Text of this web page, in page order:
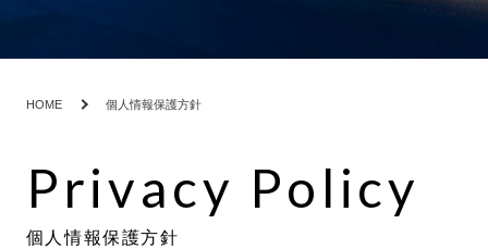
HOME 個人情報保護方針
Privacy Policy
個人情報保護方針